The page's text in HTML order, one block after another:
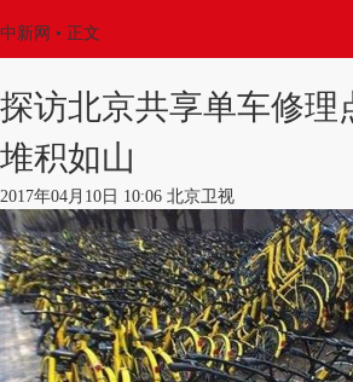
中新网 • 正文
探访北京共享单车修理
堆积如山
2017年04月10日 10:06 北京卫视